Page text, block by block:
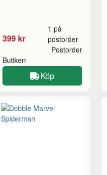
399 kr
1 på
postorder
Butiken
Postorder
Köp